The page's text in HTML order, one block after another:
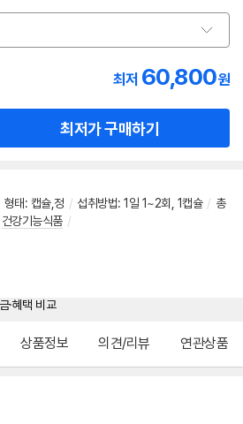
최저 60,800원
최저가 구매하기
형태: 캡슐,정 / 섭취방법: 1일 1~2회, 1캡슐 / 총
건강기능식품 /
상품정보 의견/리뷰 연관상품